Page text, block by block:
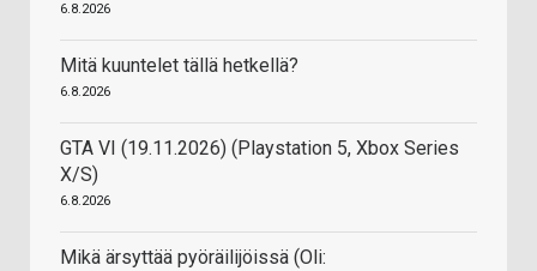
6.8.2026
Mitä kuuntelet tällä hetkellä?
6.8.2026
GTA VI (19.11.2026) (Playstation 5, Xbox Series
X/S)
6.8.2026
Mikä ärsyttää pyöräilijöissä (Oli: